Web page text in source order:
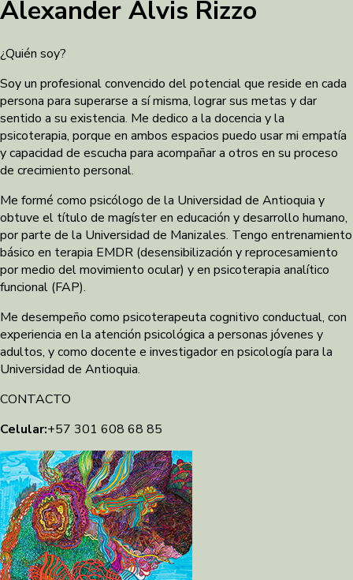
Alexander Alvis Rizzo
¿Quién soy?
Soy un profesional convencido del potencial que reside en cada
persona para superarse a sí misma, lograr sus metas y dar
sentido a su existencia. Me dedico a la docencia y la
psicoterapia, porque en ambos espacios puedo usar mi empatía
y capacidad de escucha para acompañar a otros en su proceso
de crecimiento personal.
Me formé como psicólogo de la Universidad de Antioquia y
obtuve el título de magíster en educación y desarrollo humano,
por parte de la Universidad de Manizales. Tengo entrenamiento
básico en terapia EMDR (desensibilización y reprocesamiento
por medio del movimiento ocular) y en psicoterapia analítico
funcional (FAP).
Me desempeño como psicoterapeuta cognitivo conductual, con
experiencia en la atención psicológica a personas jóvenes y
adultos, y como docente e investigador en psicología para la
Universidad de Antioquia.
CONTACTO
Celular:+57 301 608 68 85